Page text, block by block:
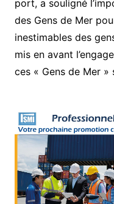
port, a souligné
des Gens de Mer
inestimables des
mis en avant
ces « Gens de Mer »